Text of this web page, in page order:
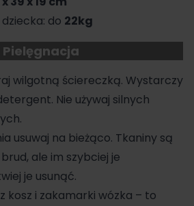
do 22kg
Pielęgnacja
wilgotną ściereczką. Wystarczy
Nie używaj silnych
usuwaj na bieżąco. Tkaniny są
ale im szybciej je
je usunąć.
kosz i zakamarki wózka – to